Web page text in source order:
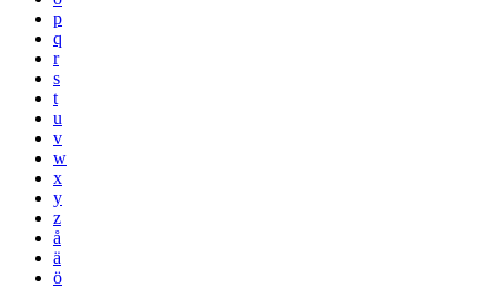
p
q
r
s
t
u
v
w
x
y
z
å
ä
ö